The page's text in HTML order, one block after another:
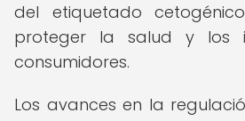
del etiquetado
proteger la salud y los
consumidores.
Los avances en la